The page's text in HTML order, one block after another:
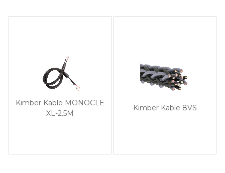
Kimber Kable MONOCLE
XL-2.5M
Kimber Kable 8VS